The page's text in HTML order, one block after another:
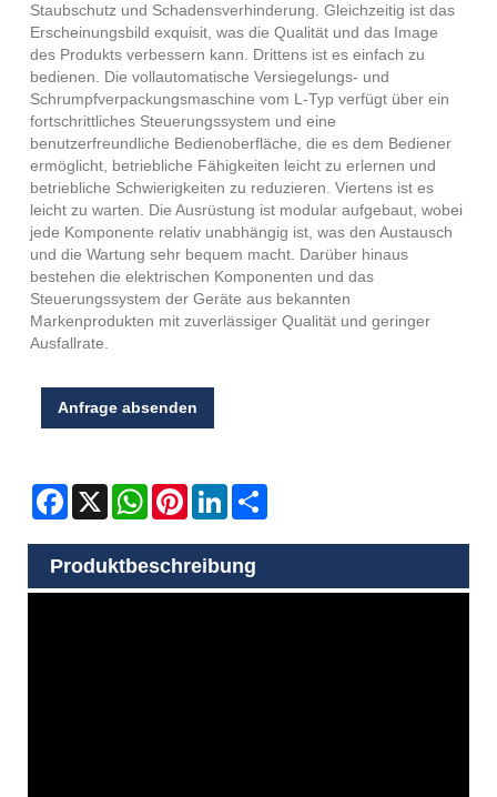
Staubschutz und Schadensverhinderung. Gleichzeitig ist das
Erscheinungsbild exquisit, was die Qualität und das Image
des Produkts verbessern kann. Drittens ist es einfach zu
bedienen. Die vollautomatische Versiegelungs- und
Schrumpfverpackungsmaschine vom L-Typ verfügt über ein
fortschrittliches Steuerungssystem und eine
benutzerfreundliche Bedienoberfläche, die es dem Bediener
ermöglicht, betriebliche Fähigkeiten leicht zu erlernen und
betriebliche Schwierigkeiten zu reduzieren. Viertens ist es
leicht zu warten. Die Ausrüstung ist modular aufgebaut, wobei
jede Komponente relativ unabhängig ist, was den Austausch
und die Wartung sehr bequem macht. Darüber hinaus
bestehen die elektrischen Komponenten und das
Steuerungssystem der Geräte aus bekannten
Markenprodukten mit zuverlässiger Qualität und geringer
Ausfallrate.
Anfrage absenden
Facebook
X WhatsAppPinterestLinkedIn
Produktbeschreibung